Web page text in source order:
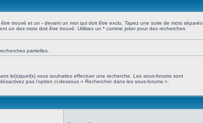
trouvé et un - devant un mot qui doit être exclu. Tapez une suite de mots séparés
un des mots doit être trouvé. Utilisez un * comme joker pour des recherches
partielles.
le(s)quel(s) vous souhaitez effectuer une recherche. Les sous-forums sont
pas l’option ci-dessous « Rechercher dans les sous-forums ».